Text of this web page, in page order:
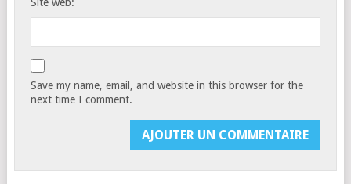
Site web:
Save my name, email, and website in this browser for the
next time I comment.